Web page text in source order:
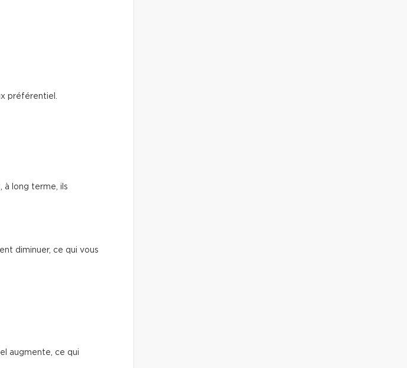
préférentiel.
à long terme, ils
diminuer, ce qui vous
augmente, ce qui